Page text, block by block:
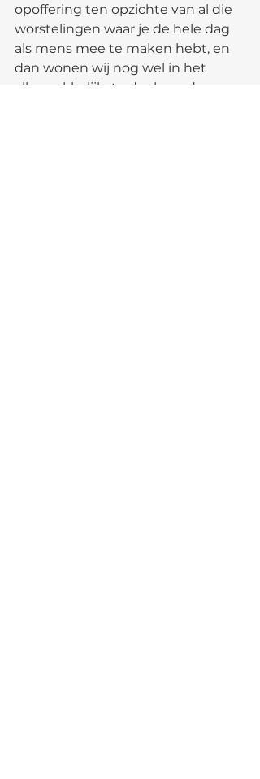
opoffering ten opzichte van al die
worstelingen waar je de hele dag
als mens mee te maken hebt, en
dan wonen wij nog wel in het
allermakkelijkste deel van de